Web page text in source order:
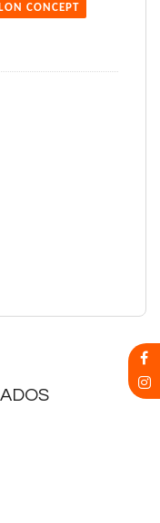
CONCEPT